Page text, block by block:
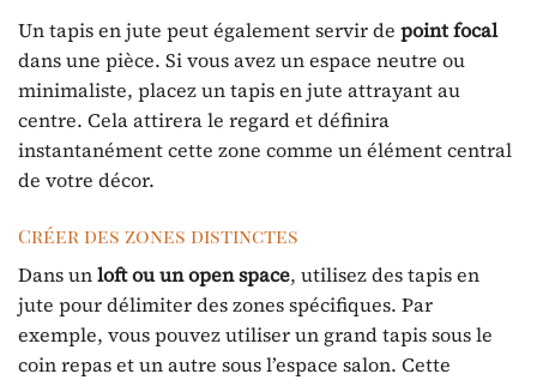
Un tapis en jute peut également servir de point focal
dans une pièce. Si vous avez un espace neutre ou
minimaliste, placez un tapis en jute attrayant au
centre. Cela attirera le regard et définira
instantanément cette zone comme un élément central
de votre décor.
Créer des zones distinctes
Dans unloft ou un open space, utilisez des tapis en
jute pour délimiter des zones spécifiques. Par
exemple, vous pouvez utiliser un grand tapis sous le
coin repas et un autre sous l’espace salon. Cette